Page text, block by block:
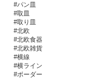
#パン皿
#取皿
#取り皿
#北欧
#北欧食器
#北欧雑貨
#横線
#横ライン
#ボーダー